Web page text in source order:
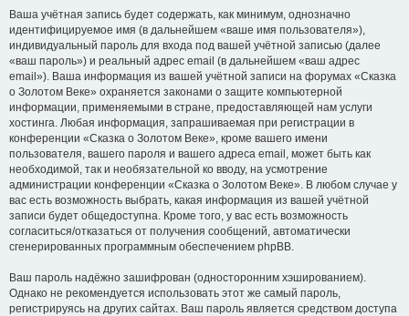
Ваша учётная запись будет содержать, как минимум, однозначно
идентифицируемое имя (в дальнейшем «ваше имя пользователя»),
индивидуальный пароль для входа под вашей учётной записью (далее
«ваш пароль») и реальный адрес email (в дальнейшем «ваш адрес
email»). Ваша информация из вашей учётной записи на форумах «Сказка
о Золотом Веке» охраняется законами о защите компьютерной
информации, применяемыми в стране, предоставляющей нам услуги
хостинга. Любая информация, запрашиваемая при регистрации в
конференции «Сказка о Золотом Веке», кроме вашего имени
пользователя, вашего пароля и вашего адреса email, может быть как
необходимой, так и необязательной ко вводу, на усмотрение
администрации конференции «Сказка о Золотом Веке». В любом случае у
вас есть возможность выбрать, какая информация из вашей учётной
записи будет общедоступна. Кроме того, у вас есть возможность
согласиться/отказаться от получения сообщений, автоматически
сгенерированных программным обеспечением phpBB.
Ваш пароль надёжно зашифрован (односторонним хэшированием).
Однако не рекомендуется использовать этот же самый пароль,
регистрируясь на других сайтах. Ваш пароль является средством доступа